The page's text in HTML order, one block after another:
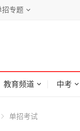
招专题
教育频道 中考
单招考试